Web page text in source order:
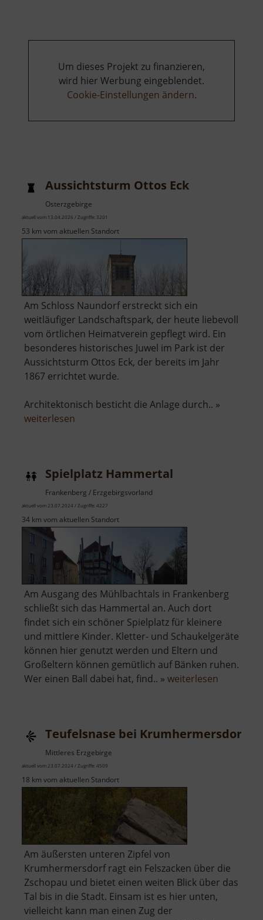
Um dieses Projekt zu finanzieren,
wird hier Werbung eingeblendet.
Cookie-Einstellungen ändern.
Aussichtsturm Ottos Eck
Osterzgebirge
aktuell vom 13.04.2026 / Zugriffe: 3201
53 km vom aktuellen Standort
Am Schloss Naundorf erstreckt sich ein
weitläufiger Landschaftspark, der heute liebevoll
vom örtlichen Heimatverein gepflegt wird. Ein
besonderes historisches Juwel im Park ist der
Aussichtsturm Ottos Eck, der bereits im Jahr
1867 errichtet wurde.
Architektonisch besticht die Anlage durch.. »
weiterlesen
Spielplatz Hammertal
Frankenberg / Erzgebirgsvorland
aktuell vom 23.07.2024 / Zugriffe: 4227
34 km vom aktuellen Standort
Am Ausgang des Mühlbachtals in Frankenberg
schließt sich das Hammertal an. Auch dort
findet sich ein schöner Spielplatz für kleinere
und mittlere Kinder. Kletter- und Schaukelgeräte
können hier genutzt werden und Eltern und
Großeltern können gemütlich auf Bänken ruhen.
Wer einen Ball dabei hat, find.. » weiterlesen
Teufelsnase bei Krumhermersdorf
Mittleres Erzgebirge
aktuell vom 23.07.2024 / Zugriffe: 4509
18 km vom aktuellen Standort
Am äußersten unteren Zipfel von
Krumhermersdorf ragt ein Felszacken über die
Zschopau und bietet einen weiten Blick über das
Tal bis in die Stadt. Einsam ist es hier unten,
vielleicht kann man einen Zug der